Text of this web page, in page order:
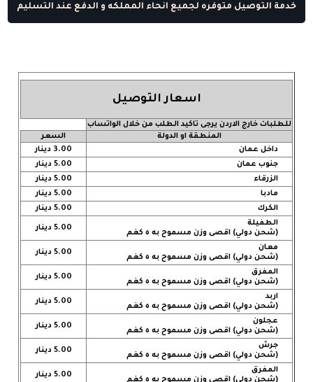
خدمة التوصيل متوفره لجميع انحاء المملكه و الدفع عند التسليم
اسعار التوصيل
للطلبات خارج الاردن يرجى تاكيد الطلب من خلال الواتساب
المنطقة او الدولة
السعر
داخل عمان
3.00 دينار
جنوب عمان
5.00 دينار
الزرقاء
5.00 دينار
مادبا
5.00 دينار
الكرك
5.00 دينار
الطفيلة
(شحن دولي) اقصى وزن مسموح به ٥ كغم
5.00 دينار
معان
(شحن دولي) اقصى وزن مسموح به ٥ كغم
5.00 دينار
المفرق
(شحن دولي) اقصى وزن مسموح به ٥ كغم
5.00 دينار
اربد
(شحن دولي) اقصى وزن مسموح به ٥ كغم
5.00 دينار
عجلون
(شحن دولي) اقصى وزن مسموح به ٥ كغم
5.00 دينار
جرش
(شحن دولي) اقصى وزن مسموح به ٥ كغم
5.00 دينار
المفرق
(شحن دولي) اقصى وزن مسموح به ٥ كغم
5.00 دينار